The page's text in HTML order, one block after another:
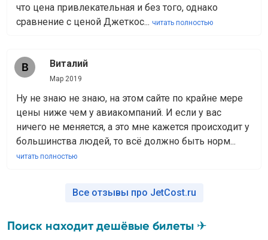
что цена привлекательная и без того, однако
сравнение с ценой Джеткос... читать полностью
Виталий
Мар 2019
Ну не знаю не знаю, на этом сайте по крайне мере
цены ниже чем у авиакомпаний. И если у вас
ничего не меняется, а это мне кажется происходит у
большинства людей, то всё должно быть норм...
читать полностью
Все отзывы про JetCost.ru
Поиск находит дешёвые билеты ✈